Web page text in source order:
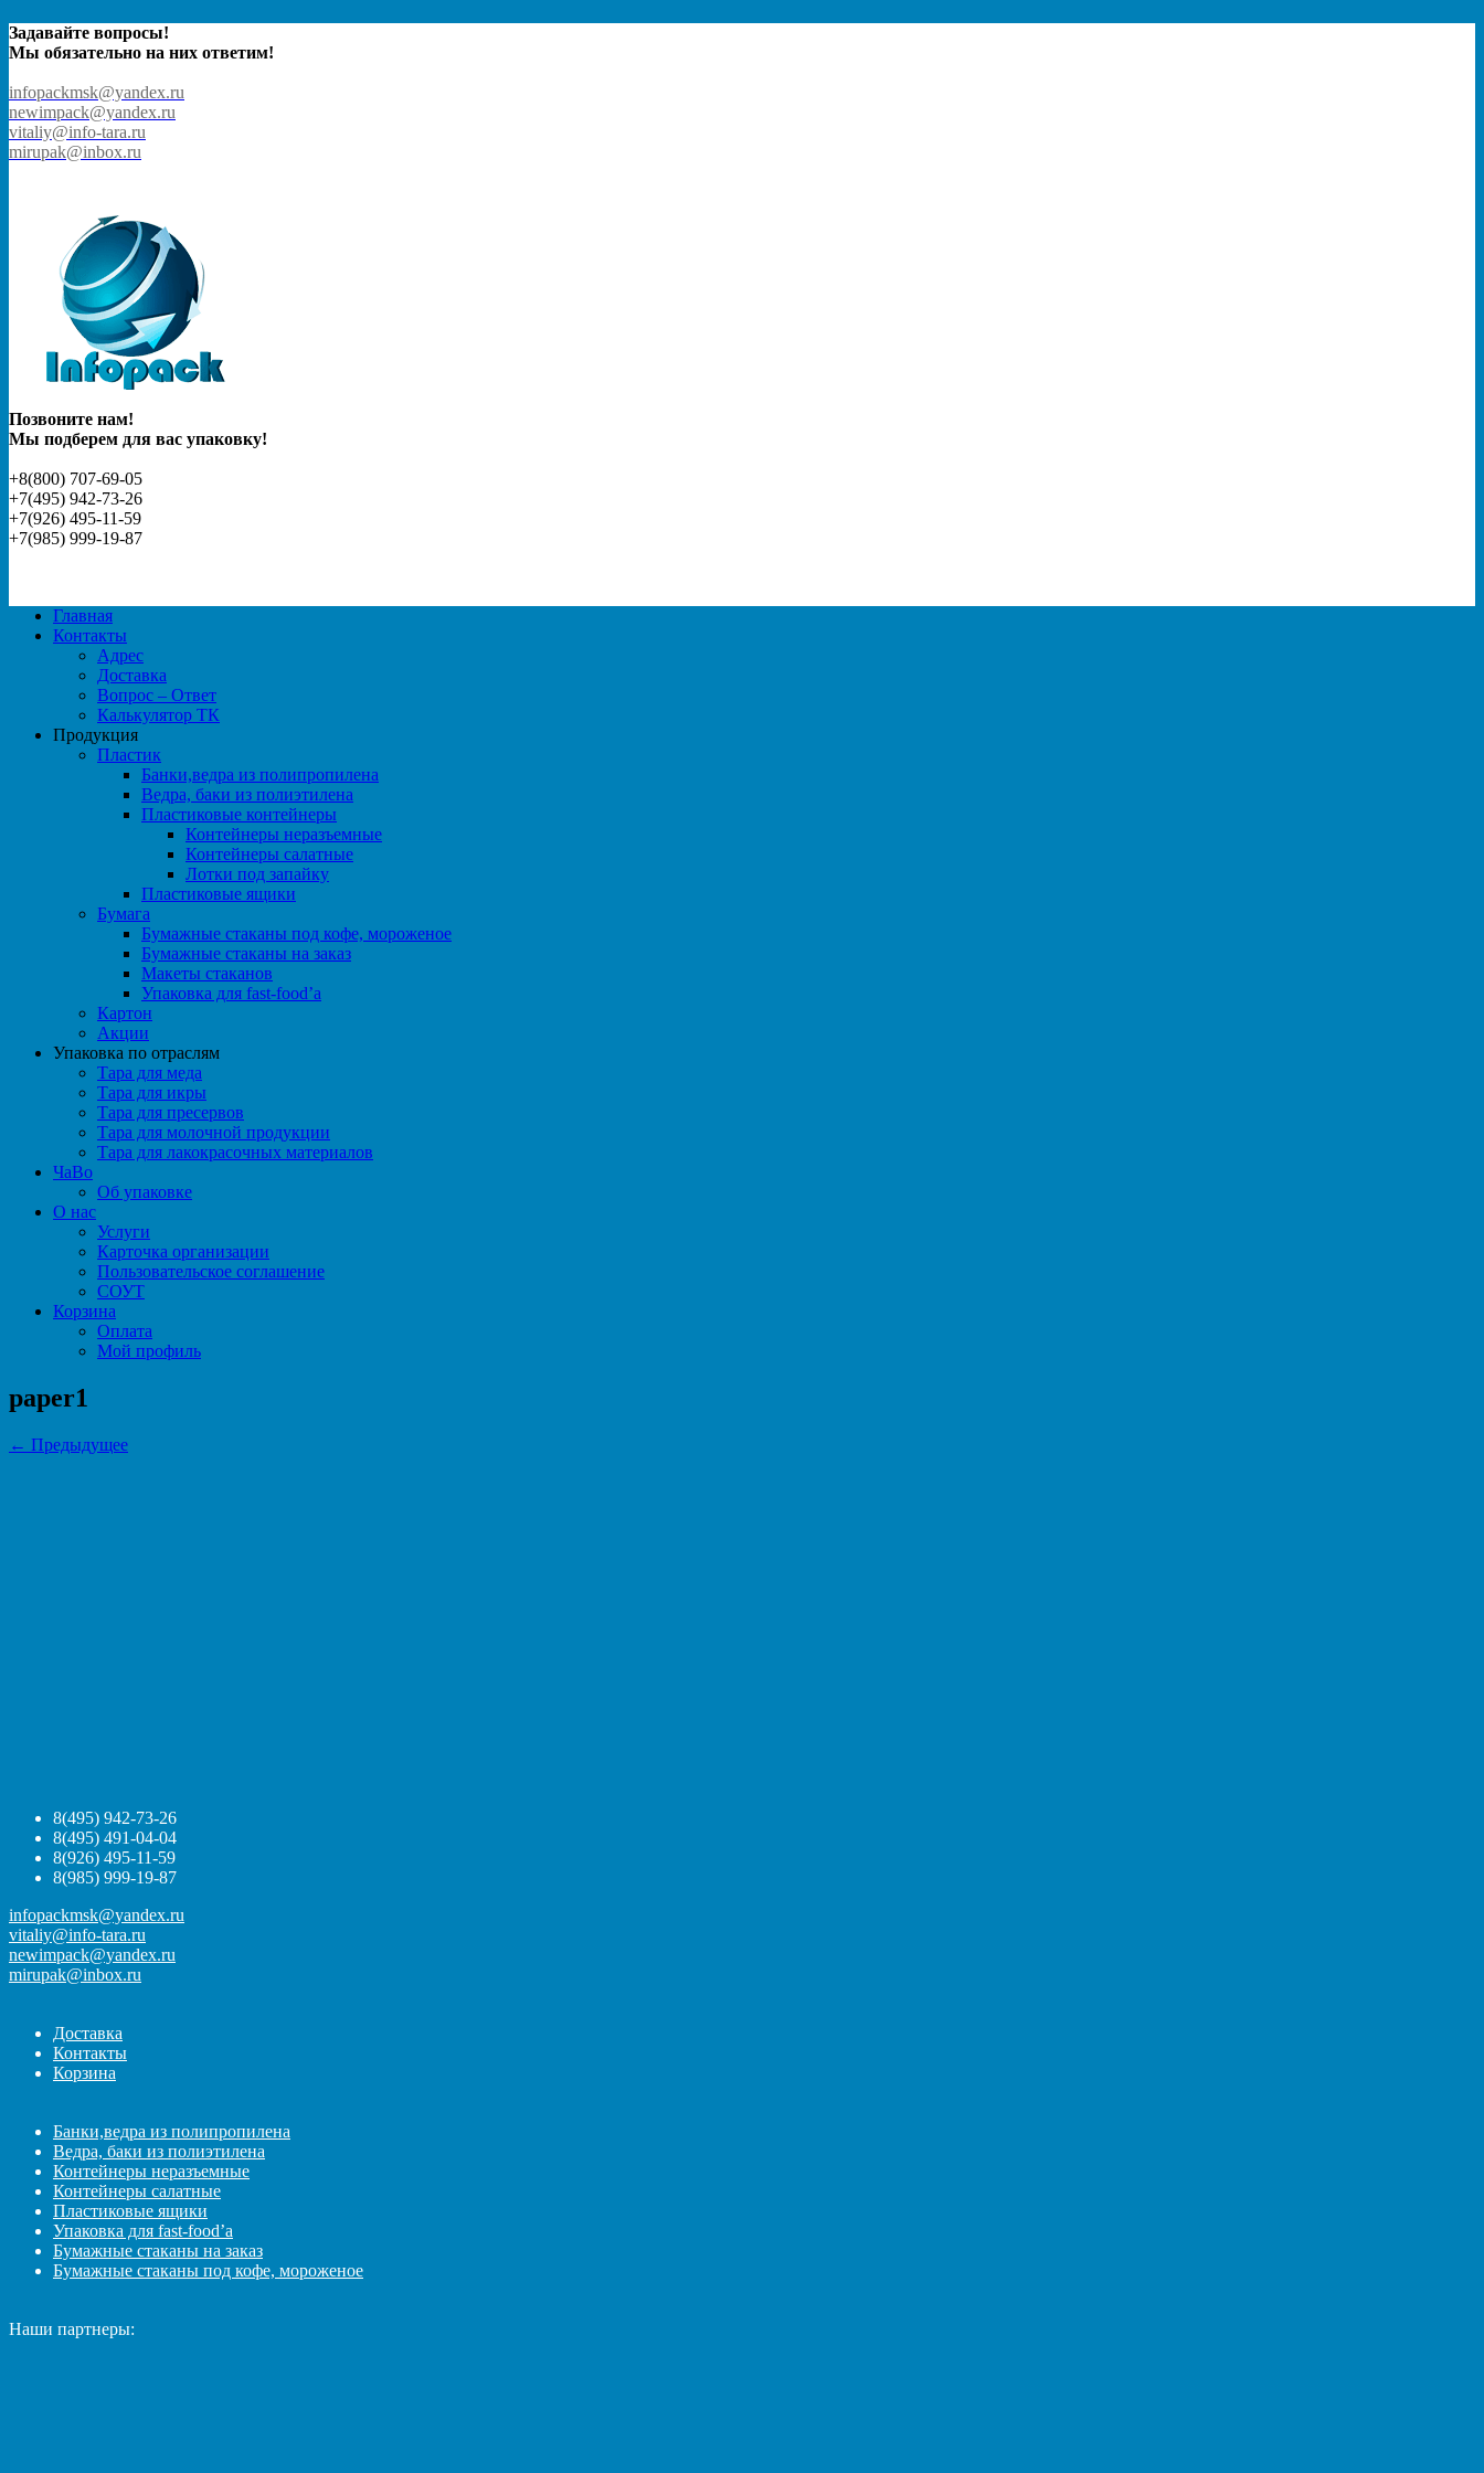
Задавайте вопросы!
Мы обязательно на них ответим!
infopackmsk@yandex.ru
newimpack@yandex.ru
vitaliy@info-tara.ru
mirupak@inbox.ru
Позвоните нам!
Мы подберем для вас упаковку!
+8(800) 707-69-05
+7(495) 942-73-26
+7(926) 495-11-59
+7(985) 999-19-87
Главная
Контакты
Адрес
Доставка
Вопрос – Ответ
Калькулятор ТК
Продукция
Пластик
Банки,ведра из полипропилена
Ведра, баки из полиэтилена
Пластиковые контейнеры
Контейнеры неразъемные
Контейнеры салатные
Лотки под запайку
Пластиковые ящики
Бумага
Бумажные стаканы под кофе, мороженое
Бумажные стаканы на заказ
Макеты стаканов
Упаковка для fast-food’а
Картон
Акции
Упаковка по отраслям
Тара для меда
Тара для икры
Тара для пресервов
Тара для молочной продукции
Тара для лакокрасочных материалов
ЧаВо
Об упаковке
О нас
Услуги
Карточка организации
Пользовательское соглашение
СОУТ
Корзина
Оплата
Мой профиль
paper1
← Предыдущее
8(495) 942-73-26
8(495) 491-04-04
8(926) 495-11-59
8(985) 999-19-87
infopackmsk@yandex.ru
vitaliy@info-tara.ru
newimpack@yandex.ru
mirupak@inbox.ru
Доставка
Контакты
Корзина
Банки,ведра из полипропилена
Ведра, баки из полиэтилена
Контейнеры неразъемные
Контейнеры салатные
Пластиковые ящики
Упаковка для fast-food’а
Бумажные стаканы на заказ
Бумажные стаканы под кофе, мороженое
Наши партнеры: